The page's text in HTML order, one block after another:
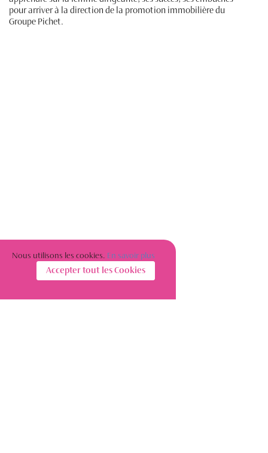
pour arriver à la direction de la promotion immobilière du
Groupe Pichet.
Nous utilisons les cookies. En savoir plus
Accepter tout les Cookies